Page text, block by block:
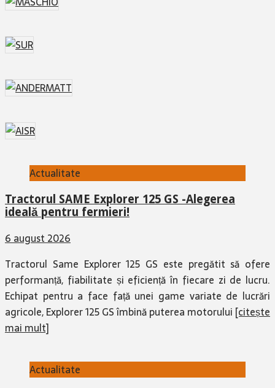
Actualitate
Tractorul SAME Explorer 125 GS -Alegerea
ideală pentru fermieri!
6 august 2026
Tractorul Same Explorer 125 GS este pregătit să ofere
performanță, fiabilitate și eficiență în fiecare zi de lucru.
Echipat pentru a face față unei game variate de lucrări
agricole, Explorer 125 GS îmbină puterea motorului [citește
mai mult]
Actualitate